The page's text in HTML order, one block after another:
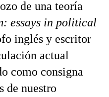
de una teoría
essays in political
inglés y escritor
actual
como consigna
de nuestro